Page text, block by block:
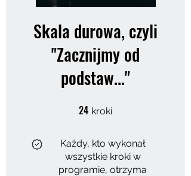
Skala durowa, czyli
"Zacznijmy od
podstaw..."
24 kroki
Każdy, kto wykonał
wszystkie kroki w
programie, otrzyma